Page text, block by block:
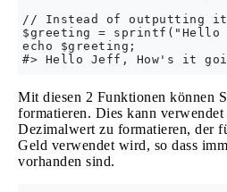
// Instead of outputting
$greeting = sprintf("Hello
echo $greeting;
Mit diesen 2 Funktionen können
formatieren. Dies kann verwendet
Dezimalwert zu formatieren, der
Geld verwendet wird, so dass
vorhanden sind.